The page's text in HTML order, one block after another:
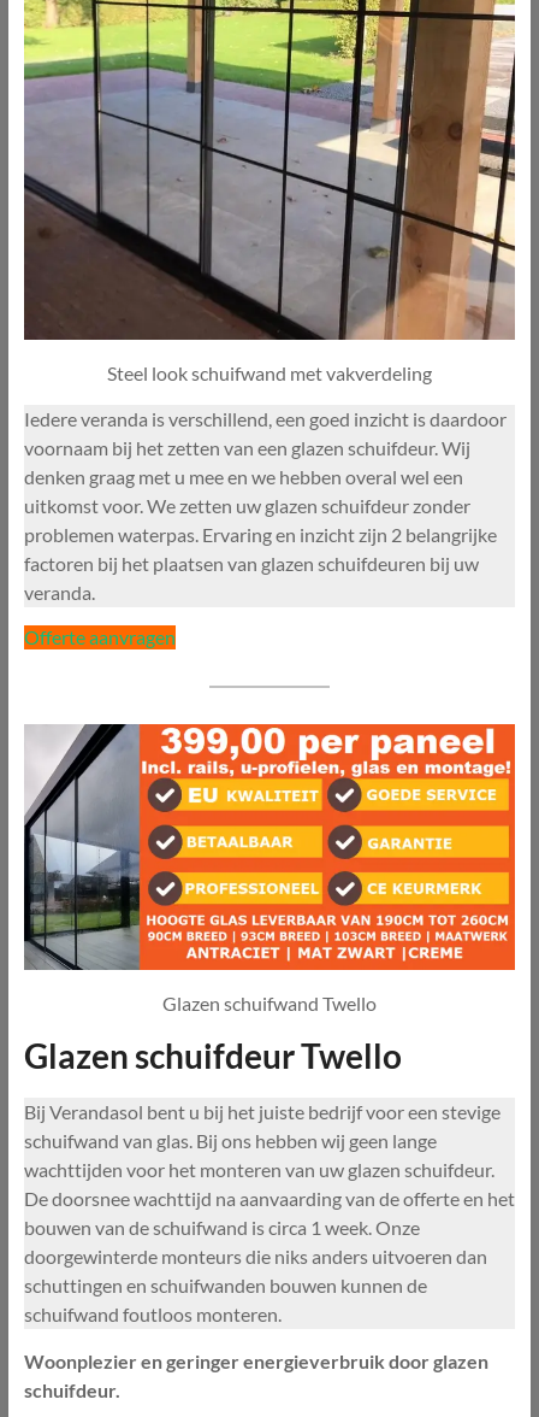
Steel look schuifwand met vakverdeling
Iedere veranda is verschillend, een goed inzicht is daardoor
voornaam bij het zetten van een glazen schuifdeur. Wij
denken graag met u mee en we hebben overal wel een
uitkomst voor. We zetten uw glazen schuifdeur zonder
problemen waterpas. Ervaring en inzicht zijn 2 belangrijke
factoren bij het plaatsen van glazen schuifdeuren bij uw
veranda.
Offerte aanvragen
Glazen schuifwand Twello
Glazen schuifdeur Twello
Bij Verandasol bent u bij het juiste bedrijf voor een stevige
schuifwand van glas. Bij ons hebben wij geen lange
wachttijden voor het monteren van uw glazen schuifdeur.
De doorsnee wachttijd na aanvaarding van de offerte en het
bouwen van de schuifwand is circa 1 week. Onze
doorgewinterde monteurs die niks anders uitvoeren dan
schuttingen en schuifwanden bouwen kunnen de
schuifwand foutloos monteren.
Woonplezier en geringer energieverbruik door glazen
schuifdeur.